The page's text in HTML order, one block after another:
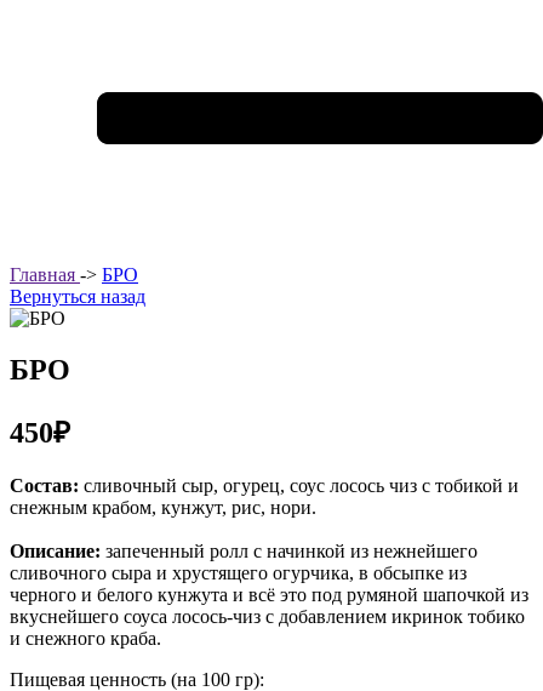
Главная -> БРО
Вернуться назад
БРО
450₽
Состав: сливочный сыр, огурец, соус лосось чиз с тобикой и
снежным крабом, кунжут, рис, нори.
Описание: запеченный ролл с начинкой из нежнейшего
сливочного сыра и хрустящего огурчика, в обсыпке из
черного и белого кунжута и всё это под румяной шапочкой из
вкуснейшего соуса лосось-чиз с добавлением икринок тобико
и снежного краба.
Пищевая ценность (на 100 гр):